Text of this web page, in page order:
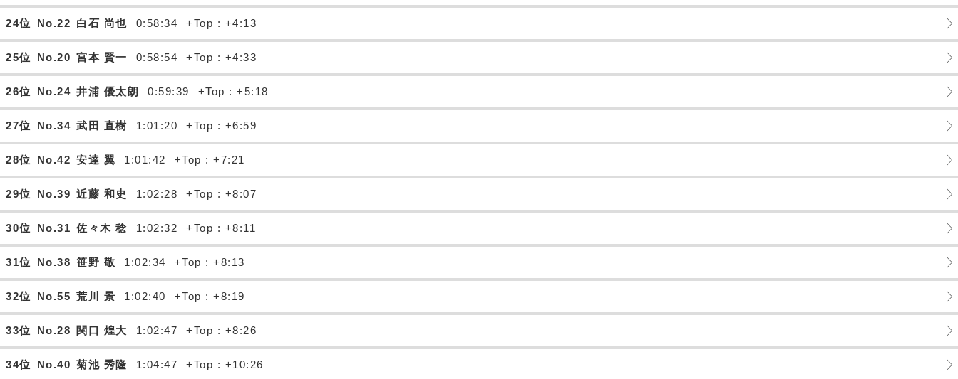
24位 No.22 白石 尚也 0:58:34 +Top : +4:13
25位 No.20 宮本 賢一 0:58:54 +Top : +4:33
26位 No.24 井浦 優太朗 0:59:39 +Top : +5:18
27位 No.34 武田 直樹 1:01:20 +Top : +6:59
28位 No.42 安達 翼 1:01:42 +Top : +7:21
29位 No.39 近藤 和史 1:02:28 +Top : +8:07
30位 No.31 佐々木 稔 1:02:32 +Top : +8:11
31位 No.38 笹野 敬 1:02:34 +Top : +8:13
32位 No.55 荒川 景 1:02:40 +Top : +8:19
33位 No.28 関口 煌大 1:02:47 +Top : +8:26
34位 No.40 菊池 秀隆 1:04:47 +Top : +10:26